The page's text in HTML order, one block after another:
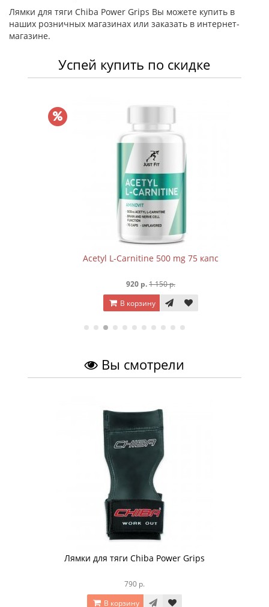
Лямки для тяги Chiba Power Grips Вы можете купить в
наших розничных магазинах или заказать в интернет-
магазине.
Успей купить по скидке
Acetyl L-Carnitine 500 mg 75 капc
920 р.1 150 р.
В корзину
Вы смотрели
Лямки для тяги Chiba Power Grips
790 р.
В корзину